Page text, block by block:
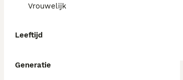
Vrouwelijk
Leeftijd
Generatie